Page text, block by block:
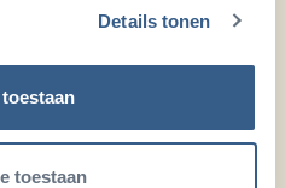
Details tonen
toestaan